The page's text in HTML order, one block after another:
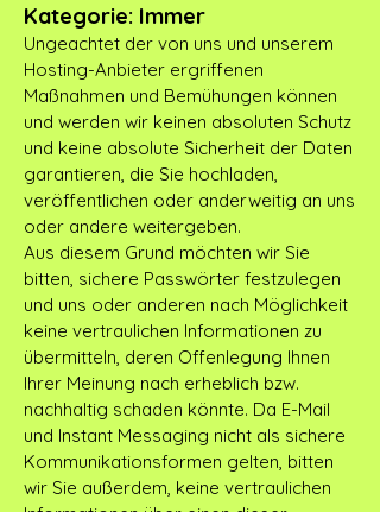
Kategorie: Immer
Ungeachtet der von uns und unserem
Hosting-Anbieter ergriffenen
Maßnahmen und Bemühungen können
und werden wir keinen absoluten Schutz
und keine absolute Sicherheit der Daten
garantieren, die Sie hochladen,
veröffentlichen oder anderweitig an uns
oder andere weitergeben.
Aus diesem Grund möchten wir Sie
bitten, sichere Passwörter festzulegen
und uns oder anderen nach Möglichkeit
keine vertraulichen Informationen zu
übermitteln, deren Offenlegung Ihnen
Ihrer Meinung nach erheblich bzw.
nachhaltig schaden könnte. Da E-Mail
und Instant Messaging nicht als sichere
Kommunikationsformen gelten, bitten
wir Sie außerdem, keine vertraulichen